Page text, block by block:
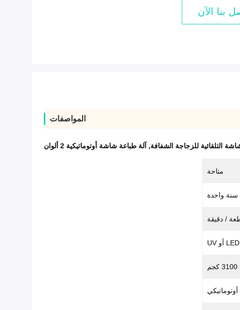
بنا الآن
المواصفات
التلقائية للزجاجة الشفافة, آلة طباعة شاشة أوتوماتيكية 2 ألوان
متاحة
سنة واحدة
3100 كجم
أوتوماتيكي